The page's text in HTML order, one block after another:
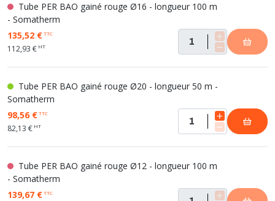
Tube PER BAO gainé rouge Ø16 - longueur 100 m
- Somatherm
135,52 €TTC
112,93 € HT
Tube PER BAO gainé rouge Ø20 - longueur 50 m -
Somatherm
98,56 €TTC
82,13 € HT
Tube PER BAO gainé rouge Ø12 - longueur 100 m
- Somatherm
139,67 €TTC